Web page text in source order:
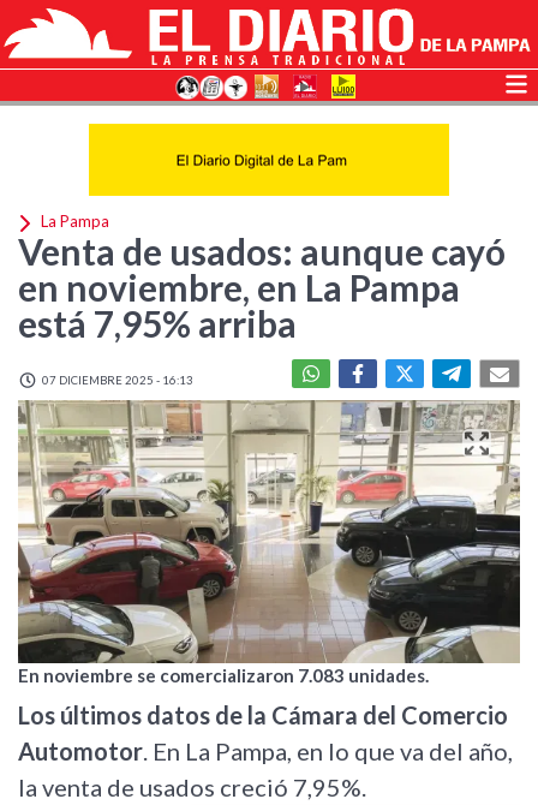
La Pampa
Venta de usados: aunque cayó
en noviembre, en La Pampa
está 7,95% arriba
07 DICIEMBRE 2025 - 16:13
En noviembre se comercializaron 7.083 unidades.
Los últimos datos de la Cámara del Comercio
Automotor. En La Pampa, en lo que va del año,
la venta de usados creció 7,95%.